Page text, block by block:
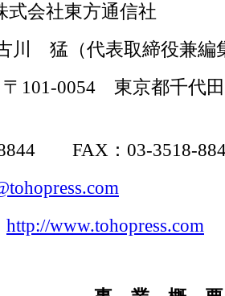
社東方通信社
猛（代表取締役兼編
0054 東京都千代田
8844 FAX：03-3518-
http://www.tohopress.com